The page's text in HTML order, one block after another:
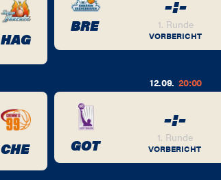
HAG
BRE 1. Runde
VORBERICHT
CHE
12.09. 20:00
GOT
-:-
1. Runde
VORBERICHT